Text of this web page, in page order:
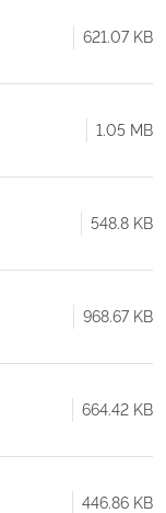
621.07 KB
1.05 MB
548.8 KB
968.67 KB
664.42 KB
446.86 KB